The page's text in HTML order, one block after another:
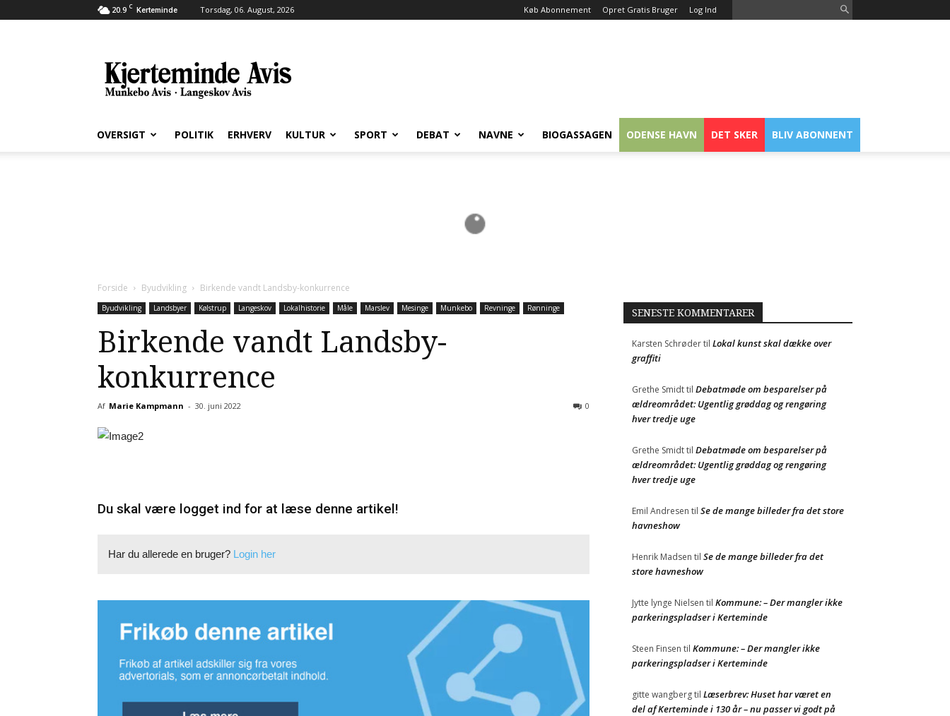
20.9 C Kerteminde Torsdag, 06. August, 2026 Køb Abonnement Opret Gratis Bruger Log Ind
Avis
OVERSIGT POLITIK ERHVERV KULTUR SPORT DEBAT NAVNE BIOGASSAGEN ODENSE HAVN DET SKER BLIV ABONNENT
Forside Byudvikling Birkende vandt Landsby-konkurrence
Byudvikling Landsbyer Kølstrup Langeskov Lokalhistorie Måle Marslev Mesinge Munkebo Revninge Rønninge
Birkende vandt Landsby-
konkurrence
Af Marie Kampmann - 30. juni 2022 0
Du skal være logget ind for at læse denne artikel!
Har du allerede en bruger? Login her
SENESTE KOMMENTARER
Karsten Schrødertil Lokal kunst skal dække over
graffiti
Grethe Smidttil Debatmøde om besparelser på
ældreområdet: Ugentlig grøddag og rengøring
hver tredje uge
Grethe Smidttil Debatmøde om besparelser på
ældreområdet: Ugentlig grøddag og rengøring
hver tredje uge
Emil Andresen til Se de mange billeder fra det store
havneshow
Henrik Madsen til Se de mange billeder fra det
store havneshow
Jytte lynge Nielsen til Kommune: – Der mangler ikke
parkeringspladser i Kerteminde
Steen Finsen til Kommune: – Der mangler ikke
parkeringspladser i Kerteminde
gitte wangbergtil Læserbrev: Huset har været en
del af Kerteminde i 130 år – nu passer vi godt på